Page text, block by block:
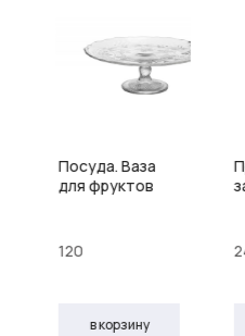
Посуда. Ваза
для фруктов
120
в корзину